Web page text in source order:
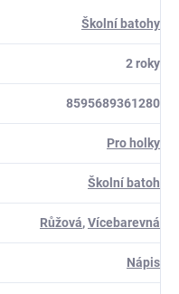
Školní batohy
2 roky
8595689361280
Pro holky
Školní batoh
Růžová,Vícebarevná
Nápis